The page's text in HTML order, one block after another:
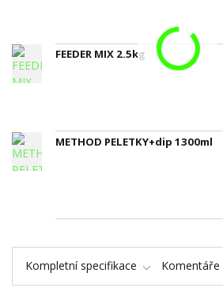
FEEDER MIX 2.5kg
METHOD PELETKY+dip 1300ml
Kompletní specifikace Komentáře